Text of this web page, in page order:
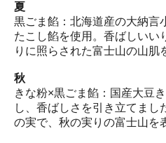
夏
黒ごま餡：北海道産の大納言
たこし餡を使用。香ばしいい
りに照らされた富士山の山肌
秋
きな粉×黒ごま餡：国産大豆
し、香ばしさを引き立てまし
の実で、秋の実りの富士山を